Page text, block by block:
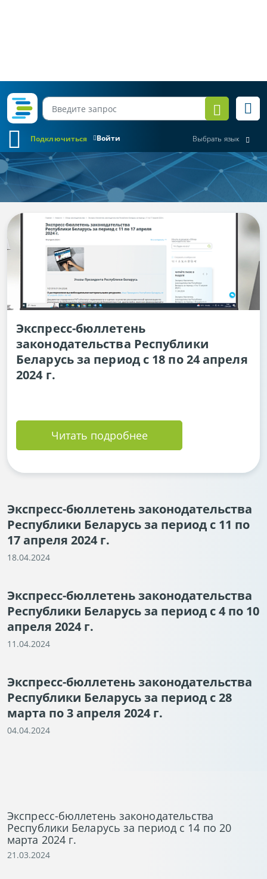
Обзор законодательства
Все месяцы
Экспресс-бюллетень
законодательства Республики
Беларусь за период с 18 по 24 апреля
2024 г.
Читать подробнее
Экспресс-бюллетень законодательства
Республики Беларусь за период с 11 по
17 апреля 2024 г.
18.04.2024
Экспресс-бюллетень законодательства
Республики Беларусь за период с 4 по 10
апреля 2024 г.
11.04.2024
Экспресс-бюллетень законодательства
Республики Беларусь за период с 28
марта по 3 апреля 2024 г.
04.04.2024
Экспресс-бюллетень законодательства
Республики Беларусь за период с 14 по 20
марта 2024 г.
21.03.2024